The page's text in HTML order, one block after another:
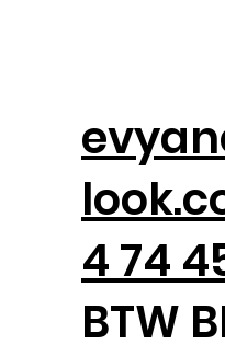
4 74
BTW